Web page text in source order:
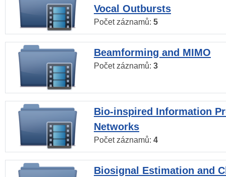
Vocal Outbursts
Počet záznamů: 5
Beamforming and MIMO
Počet záznamů: 3
Bio-inspired Information
Networks
Počet záznamů: 4
Biosignal Estimation and